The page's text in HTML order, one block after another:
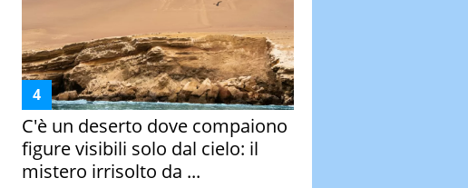
C'è un deserto dove compaiono
figure visibili solo dal cielo: il
mistero irrisolto da ...